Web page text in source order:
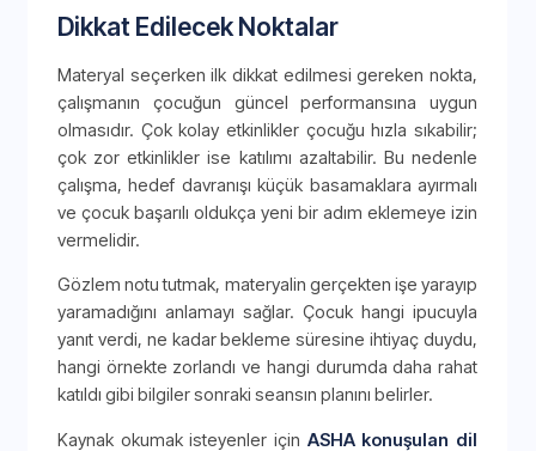
Dikkat Edilecek Noktalar
Materyal seçerken ilk dikkat edilmesi gereken nokta,
çalışmanın çocuğun güncel performansına uygun
olmasıdır. Çok kolay etkinlikler çocuğu hızla sıkabilir;
çok zor etkinlikler ise katılımı azaltabilir. Bu nedenle
çalışma, hedef davranışı küçük basamaklara ayırmalı
ve çocuk başarılı oldukça yeni bir adım eklemeye izin
vermelidir.
Gözlem notu tutmak, materyalin gerçekten işe yarayıp
yaramadığını anlamayı sağlar. Çocuk hangi ipucuyla
yanıt verdi, ne kadar bekleme süresine ihtiyaç duydu,
hangi örnekte zorlandı ve hangi durumda daha rahat
katıldı gibi bilgiler sonraki seansın planını belirler.
Kaynak okumak isteyenler için ASHA konuşulan dil